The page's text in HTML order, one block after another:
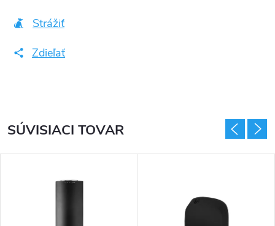
Strážiť
Zdieľať
SÚVISIACI TOVAR